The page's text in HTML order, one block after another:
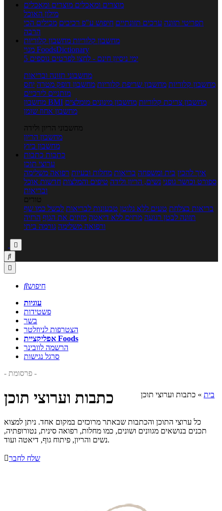
מוצרים ומאכלים מוצרים ומאכלים
מילון האוכל
תפריטי תזונה ערכים תזונתיים חיפוש ע"פ רכיבים מכילים הכי
הרבה
מחשבון קלוריות מחשבון קלוריות
מנוי FoodsDictionary
5 ימי ניסיון חינם - לחצו לפרטים נוספים
מחשבוני תזונה ובריאות
מחשבון קלוריות מחשבון שריפת קלוריות מחשבון דופק מטרה יחס
מותניים לירכיים
מחשבון BMI
מחשבון צריכת קלוריות מחשבון מינונים מומלצים
מחשבון אחוז שומן
מחשבוני הריון ולידה
מחשבון הריון
מחשבון ביוץ
כתבות כתבות
ערוצי תוכן
איך להכין בית ומשפחה בריאות מחלות ובעיות רפואה משלימה
ספורט וכושר גופני נשים, הריון ולידה טיפים והמלצות חדשות אוכל
ובריאות
טורים
בריאות בצלחת טעים ללא גלוטן טבעונות לבריאות לבשל כמו שף
תזונה לבטן רגועה מרזים ללא דיאטה מזיזים את הגוף הרזיה
ורפואה משלימה גורמה ביתי



חיפוש
עוגיות
פשטידות
בשר
הצטרפות לניוזלטר
אפליקציית Foods
הרשמה לוובינר
סרגל נגישות
- פרסומת -
בית » כתבות וערוצי תוכן כתבות וערוצי תוכן
כל ערוצי התוכן והכתבות שבאתר מרוכזים במקום אחד. ניתן למצוא
תכנים בנושאים מגוונים ושונים, כמו מחלות, רפואה סינית, נטורופתיה,
נשים והריון, פיתוח גוף, דיאטה ועוד.
שלח לחבר